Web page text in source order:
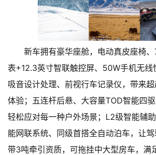
新车拥有豪华座舱，电动真皮座椅
表+12.3英寸智联触控屏、50W手机无
吸音设计处理、前视行车记录仪，带来
体验；五连杆后悬、大容量TOD智能四驱
轻松应对每一种户外场景；L2级智能辅
能网联系统、同级首搭全自动泊车，让
带3吨牵引资质，可拖挂中大型房车，满